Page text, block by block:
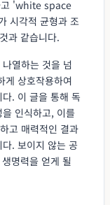
'white space
시각적 균형과 조
과 같습니다.
열하는 것을 넘
게 상호작용하여
. 이 글을 통해 독
인식하고, 이를
고 매력적인 결과
. 보이지 않는 공
명력을 얻게 될